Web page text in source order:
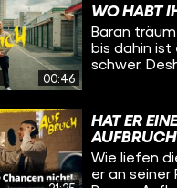
00:46
WO HABT
Baran
bis dahin ist
schwer.
um zu
schafft und
AUFBRUCH
HAT ER
AUFBRUCH
Wie liefen
er an seiner